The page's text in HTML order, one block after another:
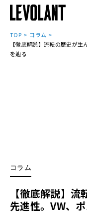
TOP
コラム
【徹底解説】流転の歴史が
を辿る
コラム
【徹底解説】
先進性。VW、